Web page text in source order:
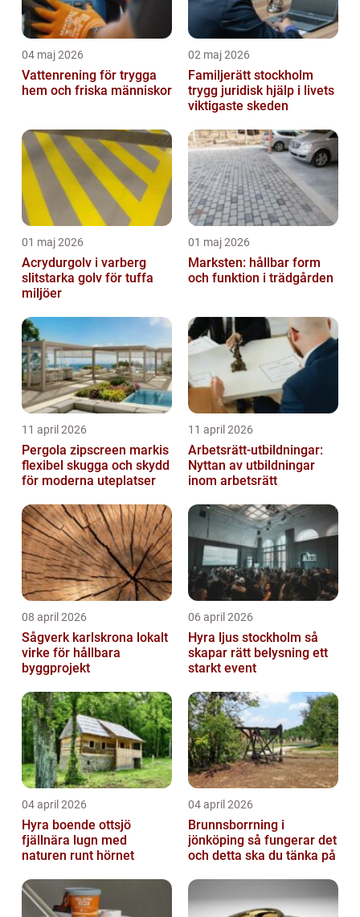
04 maj 2026
Vattenrening för trygga
hem och friska människor
02 maj 2026
Familjerätt stockholm
trygg juridisk hjälp i livets
viktigaste skeden
01 maj 2026
Acrydurgolv i varberg
slitstarka golv för tuffa
miljöer
01 maj 2026
Marksten: hållbar form
och funktion i trädgården
11 april 2026
Pergola zipscreen markis
flexibel skugga och skydd
för moderna uteplatser
11 april 2026
Arbetsrätt-utbildningar:
Nyttan av utbildningar
inom arbetsrätt
08 april 2026
Sågverk karlskrona lokalt
virke för hållbara
byggprojekt
06 april 2026
Hyra ljus stockholm så
skapar rätt belysning ett
starkt event
04 april 2026
Hyra boende ottsjö
fjällnära lugn med
naturen runt hörnet
04 april 2026
Brunnsborrning i
jönköping så fungerar det
och detta ska du tänka på